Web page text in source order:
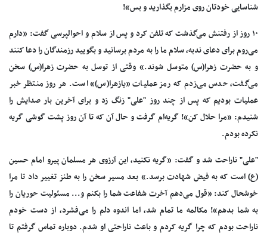
شناسایی‌ خودتان‌ روی‌ مزارم‌ بگذارید و بس»!
۱۰‌ روز از رفتنش‌ می‌گذشت‌ که‌ تلفن‌ کرد و پس‌ از سلام‌ و احوالپرسی‌ گفت: «دارم‌
می‌روم‌ برای‌ دعای‌ ندبه، سلام‌ ما را به‌ مردم‌ برسانید و بگویید رزمندگان‌ را دعا کنند
و به‌ حضرت‌ زهرا(س) متوسل‌ شوند.» وقتی‌ از توسل‌ به‌ حضرت‌ زهرا(س) سخن‌
می‌گفت، حدس‌ می‌زدم‌ که‌ رمز عملیات‌ «یازهرا(س)» است. هر روز منتظر خبر
عملیات‌ بودیم‌ که‌ پس‌ از چند روز "علی‌" زنگ‌ زد و برای‌ آخرین‌ بار صدایش‌ را
شنیدم: «مرا حلال‌ کن»! گریه‌ام‌ گرفت‌ و حال‌ آن‌ که‌ تا آن‌ روز پشت‌ گوشی‌ گریه‌
نکرده‌ بودم.
"علی"‌ ناراحت‌ شد و گفت: «گریه‌ نکنید، این‌ آرزوی‌ هر مسلمان‌ پیرو امام‌ حسین‌
(ع) است‌ که‌ به‌ فیض‌ شهادت‌ برسد.» بعد مسیر سخن‌ را به‌ طنز تغییر داد تا مرا
خوشحال‌ کند: «قول‌ می‌دهم‌ آخرت‌ شفاعت‌ شما را بکنم‌ و... مسئولیت‌ حوریان‌ را
به‌ شما بدهم»! مکالمه‌ ما تمام‌ شد، اما اندوه‌ دلم‌ را می‌فشرد، از دست‌ خودم‌
ناراحت‌ بودم‌ که‌ چرا گریه‌ کردم‌ و باعث‌ ناراحتی‌ او شدم. دوباره‌ تماس‌ گرفتم‌ تا